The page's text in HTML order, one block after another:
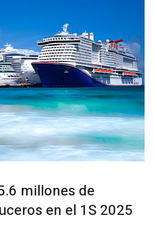
millones de
en el 1S 2025